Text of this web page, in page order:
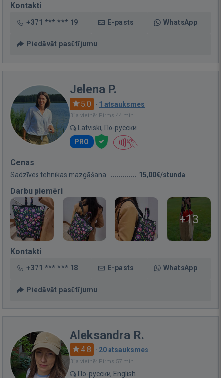
Kontakti
+371 *** *** 19 E-pasts WhatsApp
Piedāvāt pasūtījumu
Jelena P.
5.0 · 1 atsauksmes
Bija vietnē: Pirms 44 min.
Latviski, По-русски
PRO
Cenas
Sadzīves tehnikas mazgāšana 15,00€/stunda
Darbu piemēri
+13
Kontakti
+371 *** *** 18 E-pasts WhatsApp
Piedāvāt pasūtījumu
Aleksandra R.
4.8 · 20 atsauksmes
Bija vietnē: Pirms 57 min.
По-русски, English